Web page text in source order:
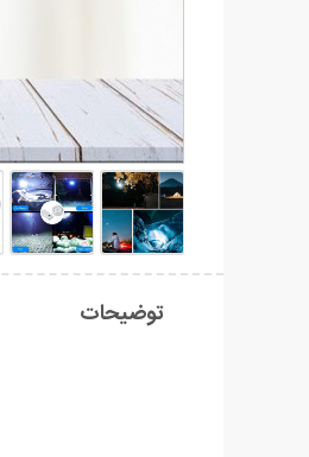
توضیحات